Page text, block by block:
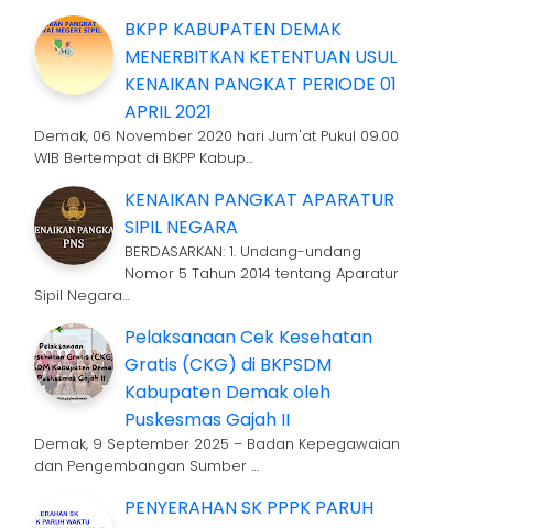
BKPP KABUPATEN DEMAK
MENERBITKAN KETENTUAN USUL
KENAIKAN PANGKAT PERIODE 01
APRIL 2021
Demak, 06 November 2020 hari Jum'at Pukul 09.00
WIB Bertempat di BKPP Kabup…
KENAIKAN PANGKAT APARATUR
SIPIL NEGARA
BERDASARKAN: 1. Undang-undang
Nomor 5 Tahun 2014 tentang Aparatur
Sipil Negara…
Pelaksanaan Cek Kesehatan
Gratis (CKG) di BKPSDM
Kabupaten Demak oleh
Puskesmas Gajah II
Demak, 9 September 2025 – Badan Kepegawaian
dan Pengembangan Sumber …
PENYERAHAN SK PPPK PARUH